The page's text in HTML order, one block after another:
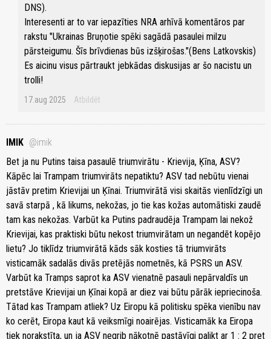
DNS).
Interesenti ar to var iepazīties NRA arhīvā komentāros par
rakstu "Ukrainas Bruņotie spēki sagādā pasaulei milzu
pārsteigumu. Šīs brīvdienas būs izšķirošas."(Bens Latkovskis)
Es aicinu visus pārtraukt jebkādas diskusijas ar šo nacistu un
trolli!
17.aug 2025 Atbildēt
IMIK @imik
Bet ja nu Putins taisa pasaulē triumvirātu - Krievija, Ķīna, ASV?
Kāpēc lai Trampam triumvirāts nepatiktu? ASV tad nebūtu vienai
jāstāv pretim Krievijai un Ķīnai. Triumvirātā visi skaitās vienlīdzīgi un
savā starpā , kā likums, nekožas, jo tie kas kožas automātiski zaudē
tam kas nekožas. Varbūt ka Putins padraudēja Trampam lai nekož
Krievijai, kas praktiski būtu nekost triumvirātam un negandēt kopējo
lietu? Jo tiklīdz triumvirātā kāds sāk kosties tā triumvirāts
visticamāk sadalās divās pretējās nometnēs, kā PSRS un ASV.
Varbūt ka Tramps saprot ka ASV vienatnē pasauli nepārvaldīs un
pretstāve Krievijai un Ķīnai kopā ar diez vai būtu pārāk iepriecinoša.
Tātad kas Trampam atliek? Uz Eiropu kā politisku spēka vienību nav
ko cerēt, Eiropa kaut kā veiksmīgi noairējas. Visticamāk ka Eiropa
tiek norakstīta, un ja ASV negrib nākotnē pastāvīgi palikt ar 1 : 2 pret